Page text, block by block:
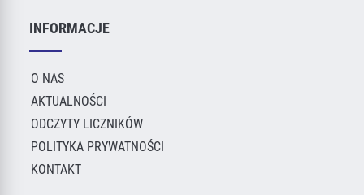
INFORMACJE
O NAS
AKTUALNOŚCI
ODCZYTY LICZNIKÓW
POLITYKA PRYWATNOŚCI
KONTAKT